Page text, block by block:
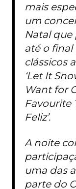
mais
um
Natal que
até o final
clássicos
‘Let It
Want for
Favourite
Feliz’.
A noite
uma das
parte do